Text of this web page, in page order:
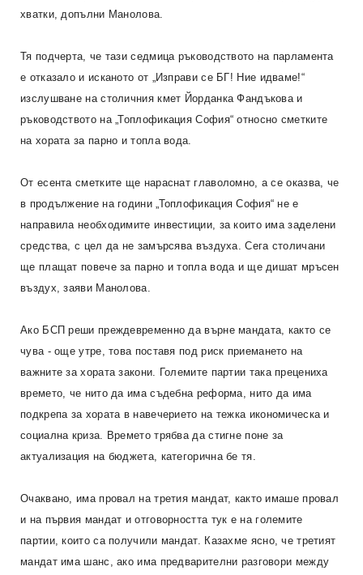
хватки, допълни Манолова.
Тя подчерта, че тази седмица ръководството на парламента
е отказало и исканото от „Изправи се БГ! Ние идваме!“
изслушване на столичния кмет Йорданка Фандъкова и
ръководството на „Топлофикация София“ относно сметките
на хората за парно и топла вода.
От есента сметките ще нараснат главоломно, а се оказва, че
в продължение на години „Топлофикация София“ не е
направила необходимите инвестиции, за които има заделени
средства, с цел да не замърсява въздуха. Сега столичани
ще плащат повече за парно и топла вода и ще дишат мръсен
въздух, заяви Манолова.
Ако БСП реши преждевременно да върне мандата, както се
чува - още утре, това поставя под риск приемането на
важните за хората закони. Големите партии така прецениха
времето, че нито да има съдебна реформа, нито да има
подкрепа за хората в навечерието на тежка икономическа и
социална криза. Времето трябва да стигне поне за
актуализация на бюджета, категорична бе тя.
Очаквано, има провал на третия мандат, както имаше провал
и на първия мандат и отговорността тук е на големите
партии, които са получили мандат. Казахме ясно, че третият
мандат има шанс, ако има предварителни разговори между